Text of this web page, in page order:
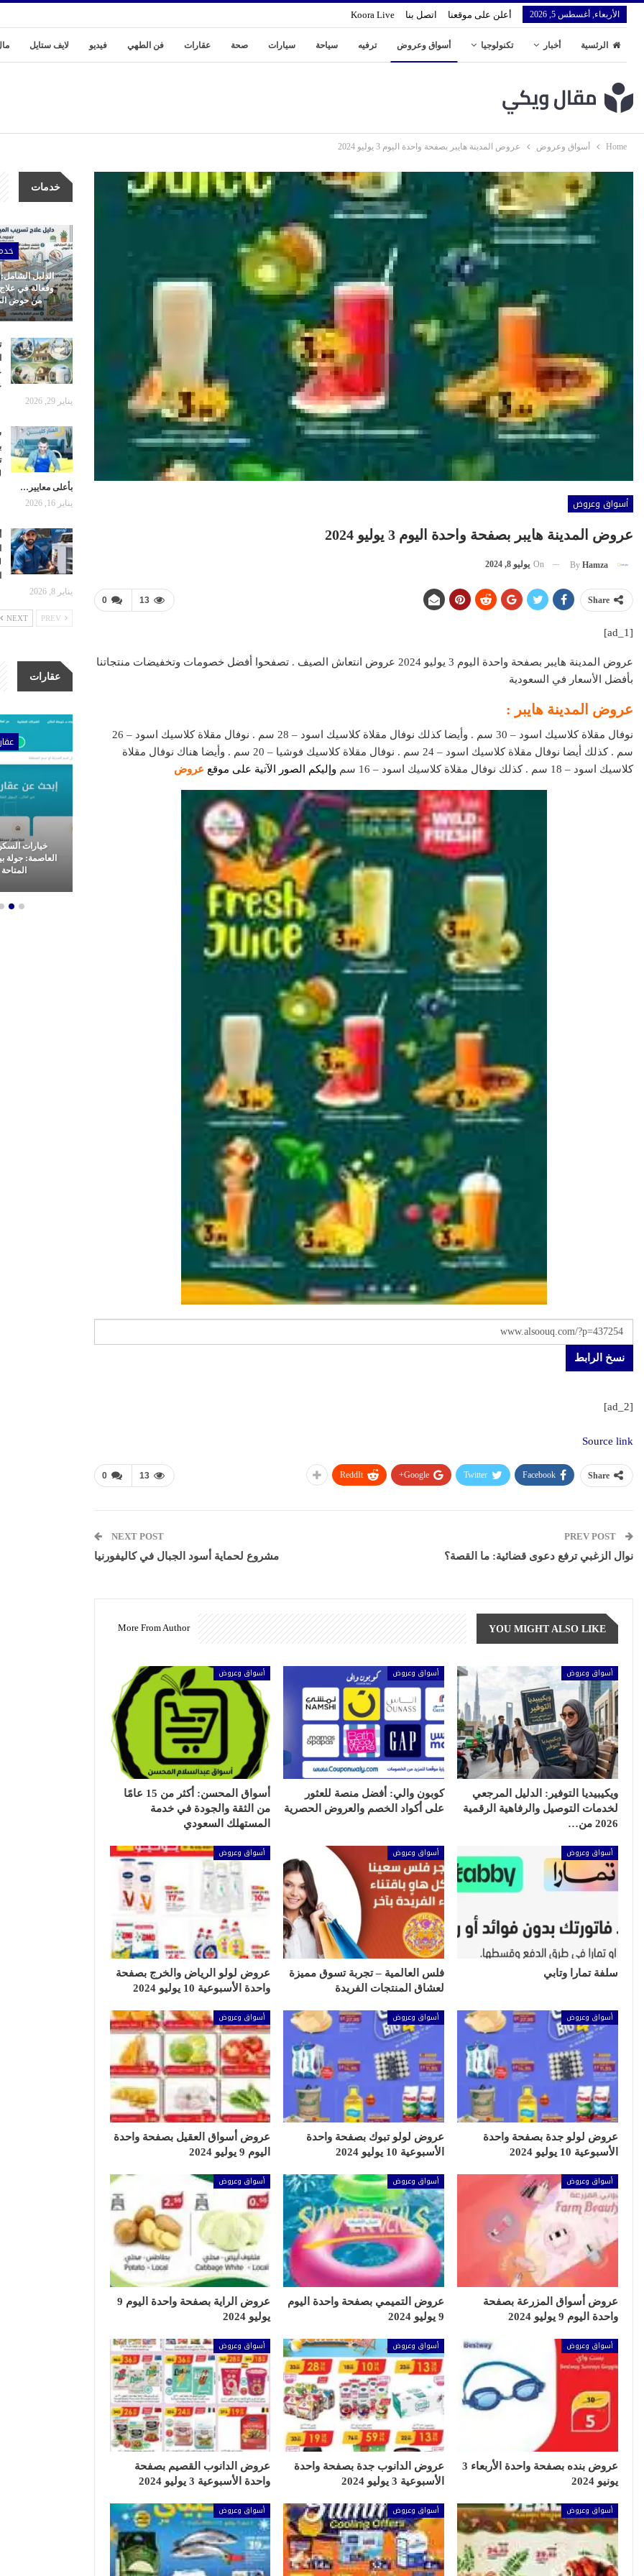
الأربعاء, أغسطس 5, 2026 أعلن على موقعنا اتصل بنا Koora Live
الرئسية أخبار تكنولوجيا أسواق وعروض ترفيه سياحة سيارات صحة عقارات فن الطهي فيديو لايف ستايل
Home أسواق وعروض عروض المدينة هايبر بصفحة واحدة اليوم 3 يوليو 2024
أسواق وعروض
عروض المدينة هايبر بصفحة واحدة اليوم 3 يوليو 2024
By Hamza
On يوليو 8, 2024
0 13 Share
[ad_1]
عروض المدينة هايبر بصفحة واحدة اليوم 3 يوليو 2024 عروض انتعاش الصيف . تصفحوا أفضل خصومات وتخفيضات منتجاتنا
بأفضل الأسعار في السعودية
عروض المدينة هايبر :
نوفال مقلاة كلاسيك اسود – 30 سم . وأيضا كذلك نوفال مقلاة كلاسيك اسود – 28 سم . نوفال مقلاة كلاسيك اسود – 26
سم . كذلك أيضا نوفال مقلاة كلاسيك اسود – 24 سم . نوفال مقلاة كلاسيك فوشيا – 20 سم . وأيضا هناك نوفال مقلاة
كلاسيك اسود – 18 سم . كذلك نوفال مقلاة كلاسيك اسود – 16 سم
و إليكم الصور الآتية على موقع عروض
نسخ الرابط
[ad_2]
Source link
0 13 Share
Facebook
Twitter
Google+
ReddIt
نوال الزغبي ترفع دعوى قضائية: ما القصة؟
NEXT POST
مشروع لحماية أسود الجبال في كاليفورنيا
YOU MIGHT ALSO LIKE
More From Author
أسواق وعروض
ويكيبيديا التوفير: الدليل المرجعي
لخدمات التوصيل والرفاهية الرقمية
2026 من…
أسواق وعروض
كوبون والي: أفضل منصة للعثور
على أكواد الخصم والعروض الحصرية
أسواق وعروض
أسواق المحسن: أكثر من 15 عامًا
من الثقة والجودة في خدمة
المستهلك السعودي
أسواق وعروض
سلفة تمارا وتابي
أسواق وعروض
فلس العالمية – تجربة تسوق مميزة
لعشاق المنتجات الفريدة
أسواق وعروض
عروض لولو الرياض والخرج بصفحة
واحدة الأسبوعية 10 يوليو 2024
أسواق وعروض
عروض لولو جدة بصفحة واحدة
الأسبوعية 10 يوليو 2024
أسواق وعروض
عروض لولو تبوك بصفحة واحدة
الأسبوعية 10 يوليو 2024
أسواق وعروض
عروض أسواق العقيل بصفحة واحدة
اليوم 9 يوليو 2024
أسواق وعروض
عروض أسواق المزرعة بصفحة
واحدة اليوم 9 يوليو 2024
أسواق وعروض
عروض التميمي بصفحة واحدة اليوم
9 يوليو 2024
أسواق وعروض
عروض الراية بصفحة واحدة اليوم 9
يوليو 2024
أسواق وعروض
عروض بنده بصفحة واحدة الأربعاء 3
يونيو 2024
أسواق وعروض
عروض الدانوب جدة بصفحة واحدة
الأسبوعية 3 يوليو 2024
أسواق وعروض
عروض الدانوب القصيم بصفحة
واحدة الأسبوعية 3 يوليو 2024
أسواق وعروض أسواق وعروض أسواق وعروض
خدمات
الدليل
وفعالة في
من حوض
يناير 29, 2026
بأعلى معايير…
يناير 16, 2026
يناير 8, 2026
NEXT
عقارات
عقارات
تطبيق سكن العقاري: ثورة
رقمية في عالم العقارات
عقارات
مشاريع شركة الأولى للتطوير
العقاري.. ريادة وتميز في غرب
خيارات
العاصمة: جولة
المتاحة